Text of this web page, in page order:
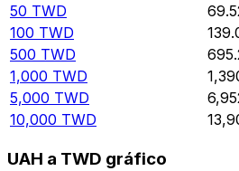
50 TWD
100 TWD
500 TWD
1,000 TWD
5,000 TWD
10,000 TWD
UAH a TWD gráfico